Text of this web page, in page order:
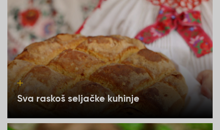
Sva raskoš seljačke kuhinje